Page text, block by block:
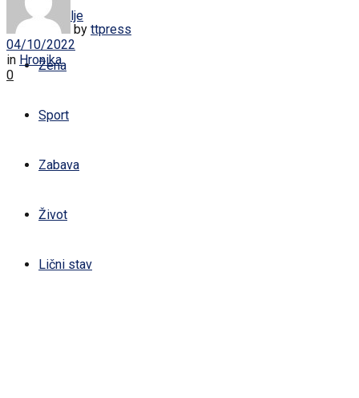
Zdravlje
Žena
Sport
Zabava
Život
Lični stav
by ttpress
04/10/2022
in Hronika
0